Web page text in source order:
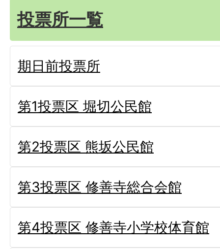
投票所一覧
期日前投票所
第1投票区 堀切公民館
第2投票区 熊坂公民館
第3投票区 修善寺総合会館
第4投票区 修善寺小学校体育館